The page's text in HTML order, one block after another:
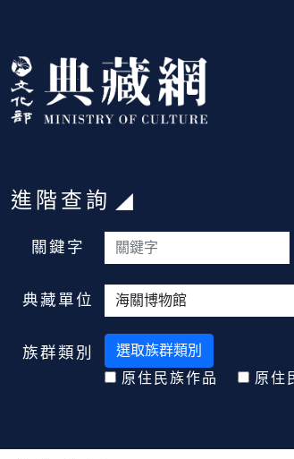
:::
:::
進階查詢
關鍵字
典藏單位
族群類別
選取族群類別
原住民族作品
原住